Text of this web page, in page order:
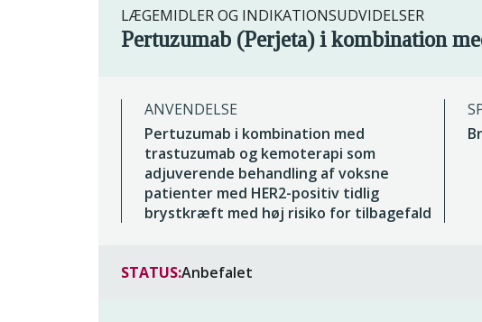
LÆGEMIDLER OG INDIKATIONSUDVIDELSER
Pertuzumab (Perjeta) i kombination
ANVENDELSE
Pertuzumab i kombination med
trastuzumab og kemoterapi som
adjuverende behandling af voksne
patienter med HER2-positiv tidlig
brystkræft med høj risiko for tilbagefald
STATUS:Anbefalet